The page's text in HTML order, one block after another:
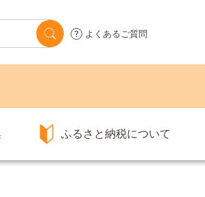
よくあるご質問
ふるさと納税について